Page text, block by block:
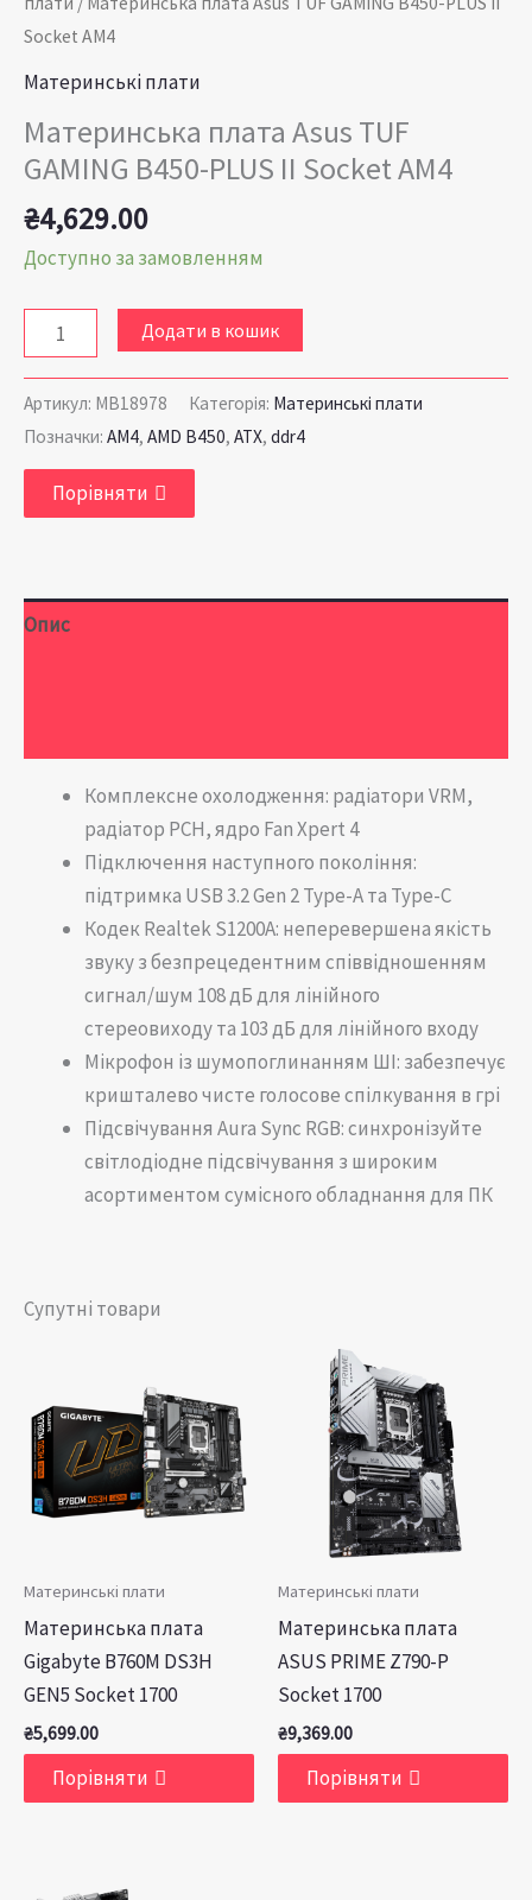
Socket AM4
Материнські плати
Материнська плата Asus TUF
GAMING B450-PLUS II Socket AM4
₴4,629.00
Доступно за замовленням
кількість
Додати в кошик
Артикул: MB18978 Категорія: Материнські плати
Позначки: AM4, AMD B450, ATX, ddr4
Порівняти
Опис
Комплексне охолодження: радіатори VRM,
радіатор PCH, ядро ​​Fan Xpert 4
Підключення наступного покоління:
підтримка USB 3.2 Gen 2 Type-A та Type-C
Кодек Realtek S1200A: неперевершена якість
звуку з безпрецедентним співвідношенням
сигнал/шум 108 дБ для лінійного
стереовиходу та 103 дБ для лінійного входу
Мікрофон із шумопоглинанням ШІ: забезпечує
кришталево чисте голосове спілкування в грі
Підсвічування Aura Sync RGB: синхронізуйте
світлодіодне підсвічування з широким
асортиментом сумісного обладнання для ПК
Супутні товари
Материнські плати
Материнська плата
Gigabyte B760M DS3H
GEN5 Socket 1700
₴5,699.00
Порівняти
Материнські плати
Материнська плата
ASUS PRIME Z790-P
Socket 1700
₴9,369.00
Порівняти